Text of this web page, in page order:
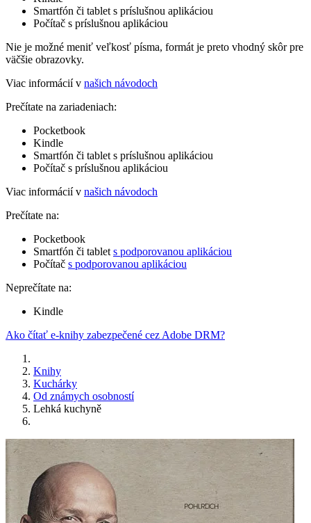
Smartfón či tablet s príslušnou aplikáciou
Počítač s príslušnou aplikáciou
Nie je možné meniť veľkosť písma, formát je preto vhodný skôr pre
väčšie obrazovky.
Viac informácií v našich návodoch
Prečítate na zariadeniach:
Pocketbook
Kindle
Smartfón či tablet s príslušnou aplikáciou
Počítač s príslušnou aplikáciou
Viac informácií v našich návodoch
Prečítate na:
Pocketbook
Smartfón či tablet s podporovanou aplikáciou
Počítač s podporovanou aplikáciou
Neprečítate na:
Kindle
Ako čítať e-knihy zabezpečené cez Adobe DRM?
Knihy
Kuchárky
Od známych osobností
Lehká kuchyně